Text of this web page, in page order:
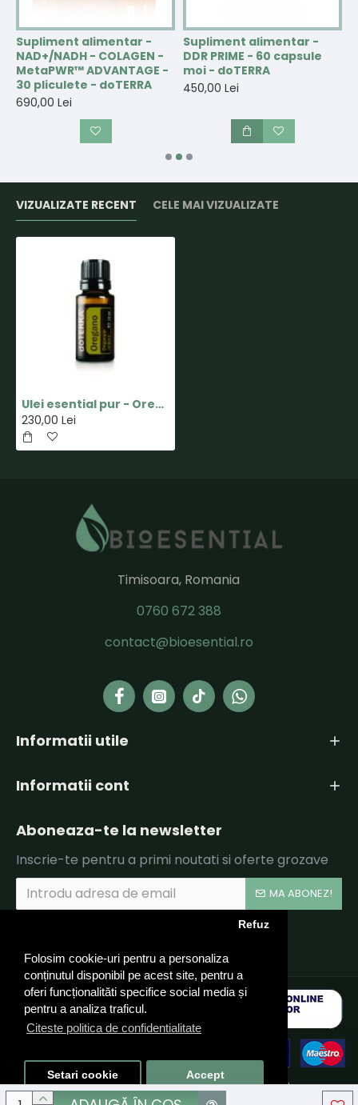
Folosim cookie-uri pentru a personaliza
conținutul disponibil pe acest site, pentru a
oferi funcționalităti specifice social media și
pentru a analiza traficul.
Citeste politica de confidentialitate
Refuz
Setari cookie Accept
Supliment alimentar -
NAD+/NADH - COLAGEN -
MetaPWR™ ADVANTAGE -
30 pliculete - doTERRA
690,00 Lei
Supliment alimentar -
DDR PRIME - 60 capsule
moi - doTERRA
450,00 Lei
VIZUALIZATE RECENT CELE MAI VIZUALIZATE
Ulei esential pur - Oregano - 15ml - doTERRA
230,00 Lei
Timisoara, Romania
0760 672 388
contact@bioesential.ro
Informatii utile
Informatii cont
Aboneaza-te la newsletter
Inscrie-te pentru a primi noutati si oferte grozave
MA ABONEZ!
© 2024 CARUSEL LPTG TEAM SRL, CIF: RO40324910 - Toate
drepturile rezervate - by DevPro.ro